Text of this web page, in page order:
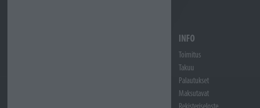
INFO
Toimitus
Takuu
Palautukset
Maksutavat
Rekisteriseloste